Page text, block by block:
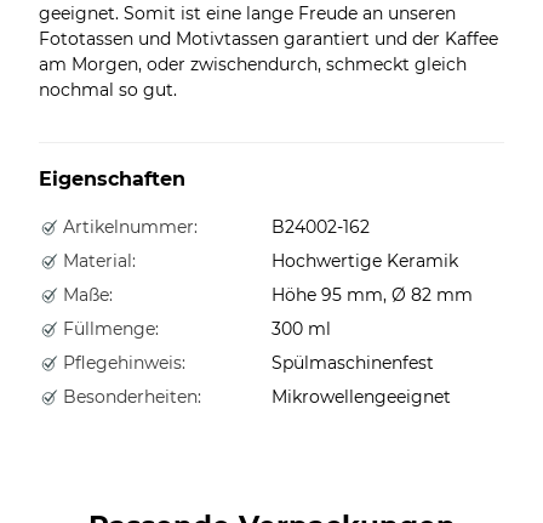
geeignet. Somit ist eine lange Freude an unseren
Fototassen und Motivtassen garantiert und der Kaffee
am Morgen, oder zwischendurch, schmeckt gleich
nochmal so gut.
Eigenschaften
Artikelnummer:
B24002-162
Material:
Hochwertige Keramik
Maße:
Höhe 95 mm, Ø 82 mm
Füllmenge:
300 ml
Pflegehinweis:
Spülmaschinenfest
Besonderheiten:
Mikrowellengeeignet